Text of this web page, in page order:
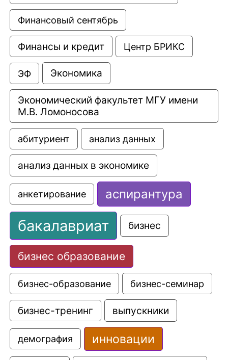
Финансовый сентябрь
Финансы и кредит Центр БРИКС
ЭФ Экономика
Экономический факультет МГУ имени
М.В. Ломоносова
абитуриент анализ данных
анализ данных в экономике
анкетирование аспирантура
бакалавриат бизнес
бизнес образование
бизнес-образование бизнес-семинар
бизнес-тренинг выпускники
демография инновации